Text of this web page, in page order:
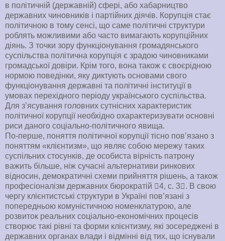
в політичній (державній) сфері, або хабарництво
державних чиновників і партійних діячів. Корупція стає
політичною в тому сенсі, що саме політичні структури
роблять можливими або часто вимагають корупційних
діянь. З точки зору функціонування громадянського
суспільства політична корупція є зрадою чиновниками
громадської довіри. Крім того, вона також є своєрідною
нормою поведінки, яку диктують основами свого
функціонування державні та політичні інституції в
умовах перехідного періоду українського суспільства.
Для з’ясування головних сутнісних характеристик
політичної корупції необхідно охарактеризувати основні
риси даного соціально-політичного явища.
По-перше, поняття політичної корупції тісно пов’язано з
поняттям «клієнтизм», що являє собою мережу таких
суспільних стосунків, де особиста вірність патрону
важить більше, ніж сучасні альтернативи ринкових
відносин, демократичні схеми прийняття рішень, а також
професіоналізм державних бюрократій 4, с. 3. В свою
чергу клієнтистські структури в Україні пов’язані з
попередньою комуністичною номенклатурою, але
розвиток реальних соціально-економічних процесів
створює такі рівні та форми клієнтизму, які зосереджені в
державних органах влади і відмінні від тих, що існували